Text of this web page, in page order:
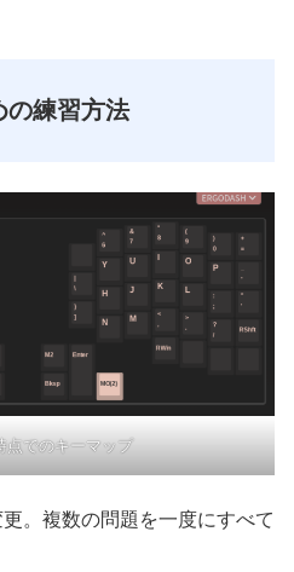
の練習方法
点でのキーマップ
。複数の問題を一度にすべて